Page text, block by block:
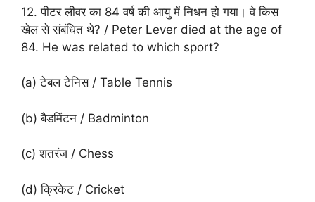
12. पीटर लीवर का 84 वर्ष की आयु में निधन हो गया। वे किस
खेल से संबंधित थे? / Peter Lever died at the age of
84. He was related to which sport?
(a) टेबल टेनिस / Table Tennis
(b) बैडमिंटन / Badminton
(c) शतरंज / Chess
(d) क्रिकेट / Cricket